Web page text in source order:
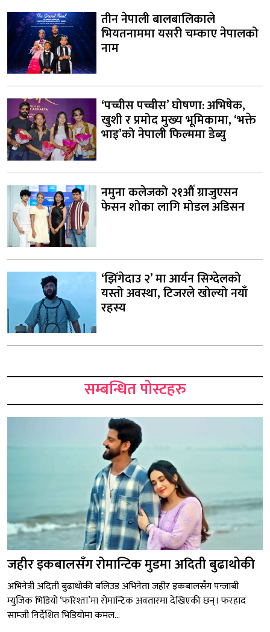
तीन नेपाली बालबालिकाले
भियतनाममा यसरी चम्काए नेपालको
नाम
‘पच्चीस पच्चीस’ घोषणा: अभिषेक,
खुशी र प्रमोद मुख्य भूमिकामा, ‘भक्ते
भाइ’को नेपाली फिल्ममा डेब्यु
नमुना कलेजको २१औँ ग्राजुएसन
फेसन शोका लागि मोडल अडिसन
‘झिँगेदाउ २’ मा आर्यन सिग्देलको
यस्तो अवस्था, टिजरले खोल्यो नयाँ
रहस्य
सम्बन्धित पोस्टहरु
जहीर इकबालसँग रोमान्टिक मुडमा अदिती बुढाथोकी
अभिनेत्री अदिती बुढाथोकी बलिउड अभिनेता जहीर इकबालसँग पन्जाबी
म्युजिक भिडियो ‘फरिश्ता’मा रोमान्टिक अवतारमा देखिएकी छन्। फरहाद
साम्जी निर्देशित भिडियोमा कमल...